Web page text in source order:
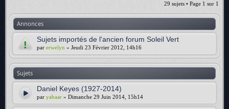
29 sujets • Page 1 sur 1
Annonces
Sujets importés de l'ancien forum Soleil Vert
par erwelyn » Jeudi 23 Février 2012, 14h16
Sujets
Daniel Keyes (1927-2014)
par yabaar » Dimanche 29 Juin 2014, 15h14